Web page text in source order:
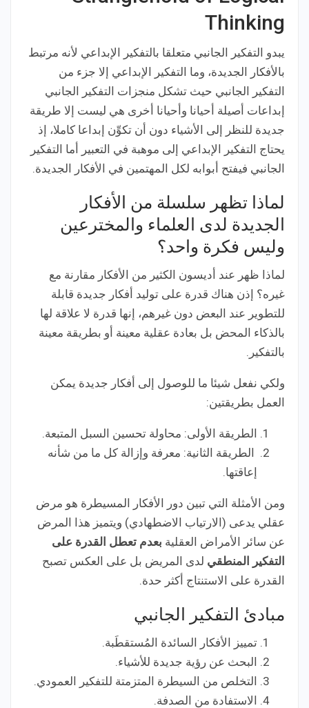
Thinking
يبدو التفكير الجانبي متعلقا بالتفكير الإبداعي لأنه مرتبط
بالأفكار الجديدة، وما التفكير الإبداعي إلا جزء من
التفكير الجانبي حيث تشكل منجزات التفكير الجانبي
إبداعات أصيلة أحيانا وأحيانا أخرى هي ليست إلا طريقة
جديدة للنظر إلى الأشياء دون أن تكوِّن إبداعا كاملا، إذ
يحتاج التفكير الإبداعي إلى موهبة في التعبير أما التفكير
الجانبي فيفتح أبوابه لكل المهتمين في الأفكار الجديدة.
لماذا تظهر سلسلة من الأفكار
الجديدة لدى العلماء والمخترعين
وليس فكرة واحد؟
لماذا ظهر عند أديسون الكثير من الأفكار مقارنة مع
غيره؟ إذن هناك قدرة على توليد أفكار جديدة قابلة
للتطوير عند البعض دون غيرهم، إنها قدرة لا علاقة لها
بالذكاء المحض بل بعادة عقلية معينة أو بطريقة معينة
بالتفكير.
ولكي نفعل شيئا ما للوصول إلى أفكار جديدة يمكن
العمل بطريقتين:
الطريقة الأولى: محاولة تحسين السبل المتبعة.
الطريقة الثانية: معرفة وإزالة كل ما من شأنه
إعاقتها.
ومن الأمثلة التي تبين دور الأفكار المسيطرة هو مرض
عقلي يدعى (الارتياب الاضطهادي) ويتميز هذا المرض
عن سائر الأمراض العقلية بعدم تعطل القدرة على
التفكير المنطقي لدى المريض بل على العكس تصبح
القدرة على الاستنتاج أكثر حدة.
مبادئ التفكير الجانبي
تمييز الأفكار السائدة المُستقطَبة.
البحث عن رؤية جديدة للأشياء.
التخلص من السيطرة المتزمتة للتفكير العمودي.
الاستفادة من الصدفة.